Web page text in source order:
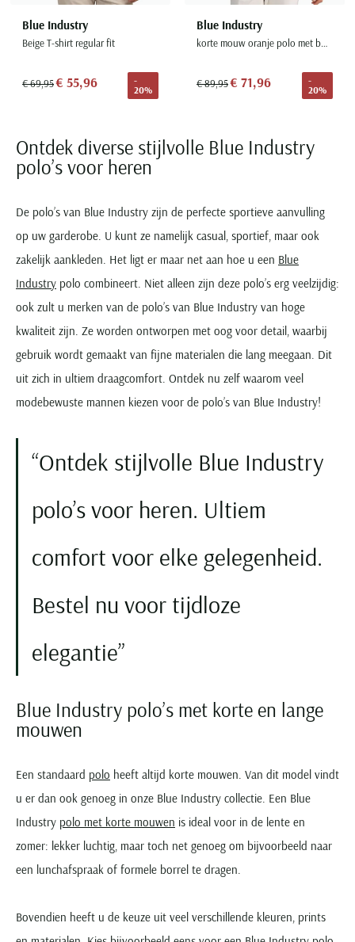
Blue Industry
Beige T-shirt regular fit
€ 69,95€ 55,96
-
20%
Blue Industry
korte mouw oranje polo met boord
€ 89,95€ 71,96
-
20%
Ontdek diverse stijlvolle Blue Industry
polo’s voor heren
De polo’s van Blue Industry zijn de perfecte sportieve aanvulling
op uw garderobe. U kunt ze namelijk casual, sportief, maar ook
zakelijk aankleden. Het ligt er maar net aan hoe u een Blue
Industry polo combineert. Niet alleen zijn deze polo’s erg veelzijdig:
ook zult u merken van de polo’s van Blue Industry van hoge
kwaliteit zijn. Ze worden ontworpen met oog voor detail, waarbij
gebruik wordt gemaakt van fijne materialen die lang meegaan. Dit
uit zich in ultiem draagcomfort. Ontdek nu zelf waarom veel
modebewuste mannen kiezen voor de polo’s van Blue Industry!
Ontdek stijlvolle Blue Industry
polo’s voor heren. Ultiem
comfort voor elke gelegenheid.
Bestel nu voor tijdloze
elegantie
Blue Industry polo’s met korte en lange
mouwen
Een standaard polo heeft altijd korte mouwen. Van dit model vindt
u er dan ook genoeg in onze Blue Industry collectie. Een Blue
Industry polo met korte mouwen is ideal voor in de lente en
zomer: lekker luchtig, maar toch net genoeg om bijvoorbeeld naar
een lunchafspraak of formele borrel te dragen.
Bovendien heeft u de keuze uit veel verschillende kleuren, prints